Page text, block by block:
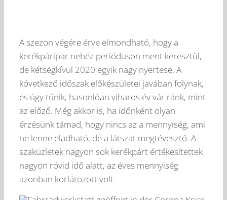
A szezon végére érve elmondható, hogy a
kerékpáripar nehéz perióduson ment keresztül,
de kétségkívül 2020 egyik nagy nyertese. A
következő időszak előkészületei javában folynak,
és úgy tűnik, hasonlóan viharos év vár ránk, mint
az előző. Még akkor is, ha időnként olyan
érzésünk támad, hogy nincs az a mennyiség, ami
ne lenne eladható, de a látszat megtévesztő. A
szaküzletek nagyon sok kerékpárt értékesítettek
nagyon rövid idő alatt, az éves mennyiség
azonban korlátozott volt.